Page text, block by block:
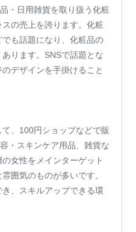
・日用雑貨を取り扱う化粧
の売上を誇ります。化粧
も話題になり、化粧品の
ります。SNSで話題とな
デザインを手掛けること
、100円ショップなどで販
・スキンケア用品、雑貨な
女性をメインターゲット
囲気のものが多いです。
、スキルアップできる環